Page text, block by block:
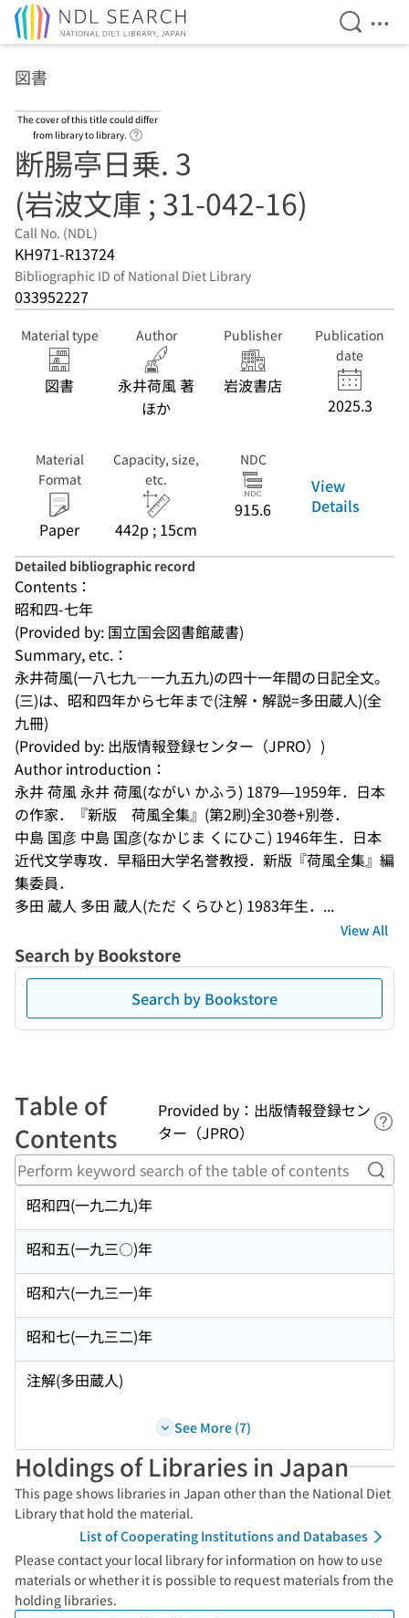
Open
図書
The cover of this title could differ
from library to library.
断腸亭日乗. 3
(岩波文庫 ; 31-042-16)
Call No. (NDL)
KH971-R13724
Bibliographic ID of National Diet Library
033952227
Material type
図書
Author
永井荷風 著
ほか
Publisher
岩波書店
Publication
date
2025.3
Material
Format
Paper
Capacity, size,
etc.
442p ; 15cm
NDC
915.6
View
Details
Detailed bibliographic record
Contents：
昭和四-七年
(Provided by: 国立国会図書館蔵書)
Summary, etc.：
永井荷風(一八七九―一九五九)の四十一年間の日記全文。
(三)は、昭和四年から七年まで(注解・解説=多田蔵人)(全
九冊)
(Provided by: 出版情報登録センター（JPRO）)
Author introduction：
永井 荷風 永井 荷風(ながい かふう) 1879—1959年．日本
の作家．『新版 荷風全集』(第2刷)全30巻+別巻．
中島 国彦 中島 国彦(なかじま くにひこ) 1946年生．日本
近代文学専攻．早稲田大学名誉教授．新版『荷風全集』編
集委員．
多田 蔵人 多田 蔵人(ただ くらひと) 1983年生．...
View All
Search by Bookstore
Search by Bookstore
Table of
Contents
Provided by：出版情報登録セン
ター（JPRO）
昭和四(一九二九)年
昭和五(一九三〇)年
昭和六(一九三一)年
昭和七(一九三二)年
注解(多田蔵人)
See More (7)
Holdings of Libraries in Japan
This page shows libraries in Japan other than the National Diet
Library that hold the material.
List of Cooperating Institutions and Databases
Please contact your local library for information on how to use
materials or whether it is possible to request materials from the
holding libraries.